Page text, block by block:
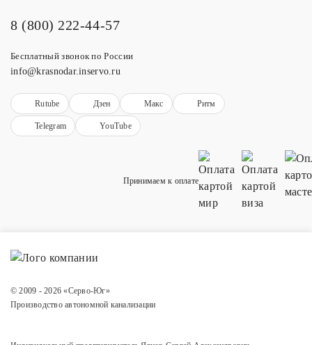
© 2009 - 2026 «Серво-Юг»
Производство автономной канализации
8 (800) 222-44-57
Бесплатный звонок по России
info@krasnodar.inservo.ru
Rutube Дзен Макс Ритм
Telegram YouTube
Принимаем к оплате